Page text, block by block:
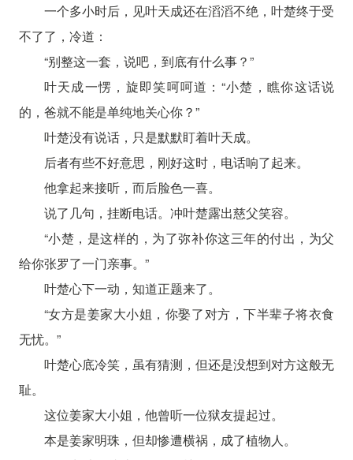
一个多小时后，见叶天成还在滔滔不绝，叶楚终于受
不了了，冷道：
“别整这一套，说吧，到底有什么事？”
叶天成一愣，旋即笑呵呵道：“小楚，瞧你这话说
的，爸就不能是单纯地关心你？”
叶楚没有说话，只是默默盯着叶天成。
后者有些不好意思，刚好这时，电话响了起来。
他拿起来接听，而后脸色一喜。
说了几句，挂断电话。冲叶楚露出慈父笑容。
“小楚，是这样的，为了弥补你这三年的付出，为父
给你张罗了一门亲事。”
叶楚心下一动，知道正题来了。
“女方是姜家大小姐，你娶了对方，下半辈子将衣食
无忧。”
叶楚心底冷笑，虽有猜测，但还是没想到对方这般无
耻。
这位姜家大小姐，他曾听一位狱友提起过。
本是姜家明珠，但却惨遭横祸，成了植物人。